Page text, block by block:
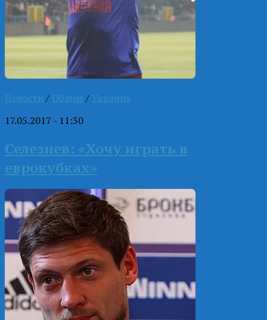
Новости / Общие / Украина
17.05.2017 - 11:30
Селезнев: «Хочу играть в
еврокубках»